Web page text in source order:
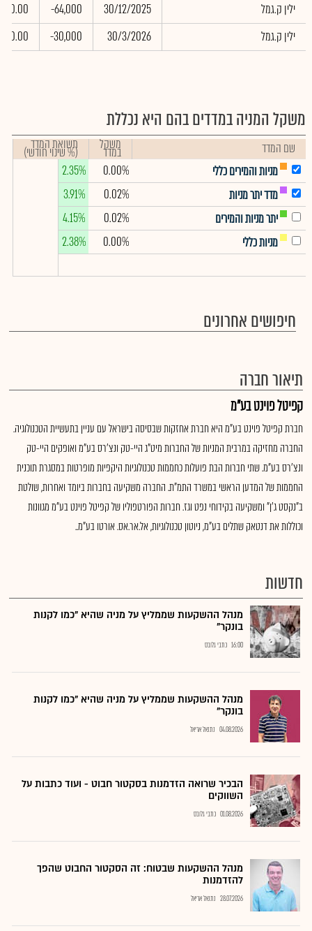
ילין ק.גמל 30/12/2025
-64,000
0.00
ילין ק.גמל
30/3/2026
-30,000
0.00
משקל המניה במדדים בהם היא נכללת
שם המדד משקל
במדד תשואת המדד
(% שינוי חודשי)
מניות והמירים כללי
0.00%
2.35%
מדד יתר מניות
0.02%
3.91%
יתר מניות והמירים
0.02%
4.15%
מניות כללי
0.00%
2.38%
חיפושים אחרונים
תיאור חברה
קפיטל פוינט בע"מ
חברת קפיטל פוינט בע"מ היא חברת אחזקות שבסיסה בישראל עם עניין בתעשיית הטכנולוגיה.
החברה מחזיקה במרבית המניות של החברות מיט"ג היי-טק ונצ’רס בע"מ ואופקים היי-טק
ונצ’רס בע"מ. שתי חברות הבת פועלות כחממות טכנולוגיות היקפיות מופרטות במסגרת תוכנית
החממות של המדען הראשי במשרד התמ"ת. החברה משקיעה בחברות ביומד ואחרות, שולטת
ב"נקסט ג'ן" ומשקיעה בקידוחי נפט וגז. חברות הפורטפוליו של קפיטל פוינט בע"מ מגוונות
וכוללות את דנטאק שתלים בע"מ, ניוטון טכנולוגיות, אל.אר.אס. אורטו בע"מ..
חדשות
מנהל ההשקעות שממליץ על מניה שהיא "כמו לקנות
בונקר"
16:00 כתבי גלובס
מנהל ההשקעות שממליץ על מניה שהיא "כמו לקנות
בונקר"
04.08.2026 נתנאל אריאל
הבכיר שרואה הזדמנות בסקטור חבוט - ועוד כתבות על
השווקים
01.08.2026 כתבי גלובס
מנהל ההשקעות שבטוח: זה הסקטור החבוט שהפך
להזדמנות
28.07.2026 נתנאל אריאל